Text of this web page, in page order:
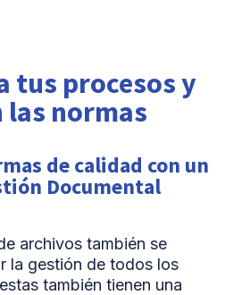
tus procesos y
las normas
de calidad con un
Documental
archivos también se
la gestión de todos los
también tienen una